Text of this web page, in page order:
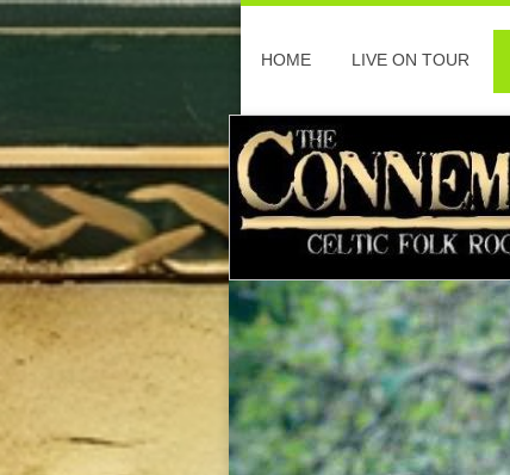
HOME LIVE ON TOUR